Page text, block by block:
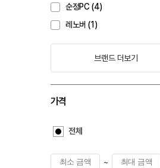
순정PC (4)
레노버 (1)
브랜드 더보기
가격
전체
~